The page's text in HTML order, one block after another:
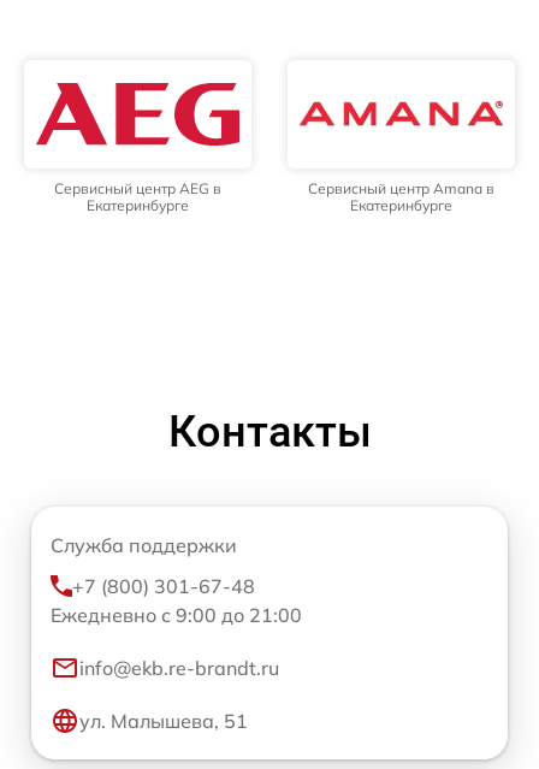
Сервисный центр AEG в
Екатеринбурге
Сервисный центр Amana в
Екатеринбурге
Контакты
Служба поддержки
+7 (800) 301-67-48
Ежедневно с 9:00 до 21:00
info@ekb.re-brandt.ru
ул. Малышева, 51